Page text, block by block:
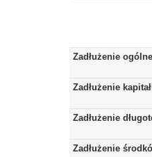
Zadłużenie ogólne
Zadłużenie
Zadłużenie
Zadłużenie